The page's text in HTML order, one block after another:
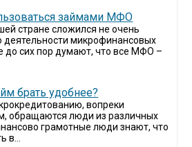
займами МФО
стране сложился не очень
деятельности микрофинансовых
до сих пор думают, что все МФО –
брать удобнее?
вопреки
обращаются люди из различных
грамотные люди знают, что
в...